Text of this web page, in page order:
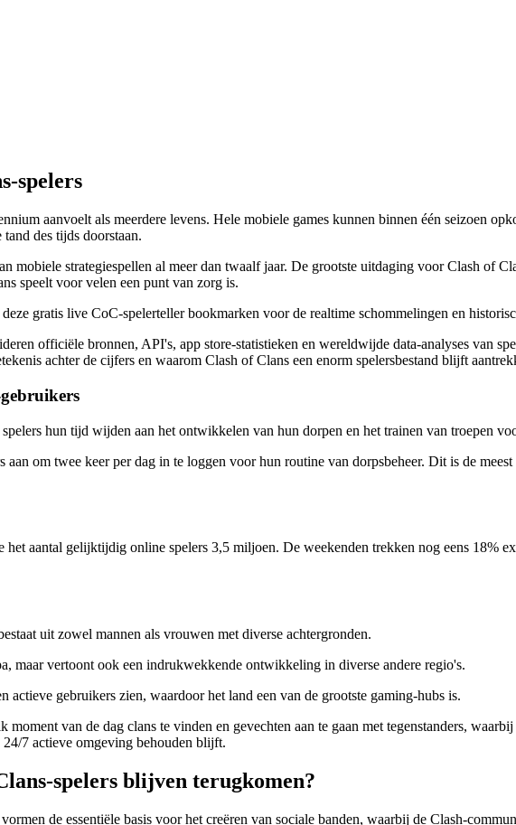
spelers
aanvoelt als meerdere levens. Hele mobiele games kunnen binnen één seizoen
des tijds doorstaan.
mobiele strategiespellen al meer dan twaalf jaar. De grootste uitdaging voor Clash of
speelt voor velen een punt van zorg is.
gratis live CoC-spelerteller bookmarken voor de realtime schommelingen en
officiële bronnen, API's, app store-statistieken en wereldwijde data-analyses van
achter de cijfers en waarom Clash of Clans een enorm spelersbestand blijft
hun tijd wijden aan het ontwikkelen van hun dorpen en het trainen van troepen
om twee keer per dag in te loggen voor hun routine van dorpsbeheer. Dit is de
aantal gelijktijdig online spelers 3,5 miljoen. De weekenden trekken nog eens 18%
uit zowel mannen als vrouwen met diverse achtergronden.
maar vertoont ook een indrukwekkende ontwikkeling in diverse andere regio's.
gebruikers zien, waardoor het land een van de grootste gaming-hubs is.
van de dag clans te vinden en gevechten aan te gaan met tegenstanders,
7 actieve omgeving behouden blijft.
spelers blijven terugkomen?
de essentiële basis voor het creëren van sociale banden, waarbij de Clash-